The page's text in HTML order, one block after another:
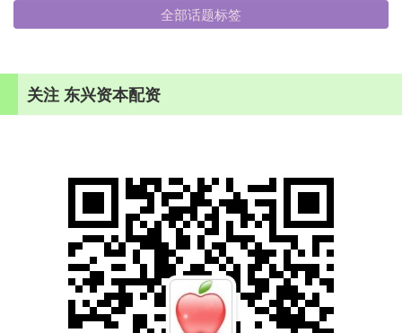
全部话题标签
关注 东兴资本配资